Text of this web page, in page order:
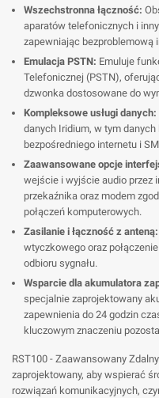
Wszechstronna łączność:
aparatów telefonicznych i
zapewniając bezproblemową
Emulacja PSTN: Emuluje
Telefonicznej (PSTN),
dzwonka dostosowane do
Kompleksowe usługi danych:
danych Iridium, w tym
bezpośredniego internetu i
Zaawansowane opcje
wejście i wyjście audio przez
przekaźnika oraz modem
połączeń komputerowych.
Zasilanie i łączność z anteną:
wtyczkowego oraz
odbioru sygnału.
Wsparcie dla akumulatora
specjalnie zaprojektowany
zapewnienia do 24 godzin
kluczowym znaczeniu
RST100 - Zaawansowany
zaprojektowany, aby wspierać
rozwiązań komunikacyjnych,